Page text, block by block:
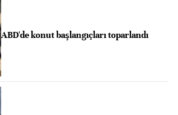
ABD'de konut başlangıçları toparlandı